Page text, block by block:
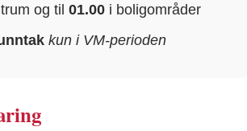
og til01.00 i boligområder
kun i VM-perioden